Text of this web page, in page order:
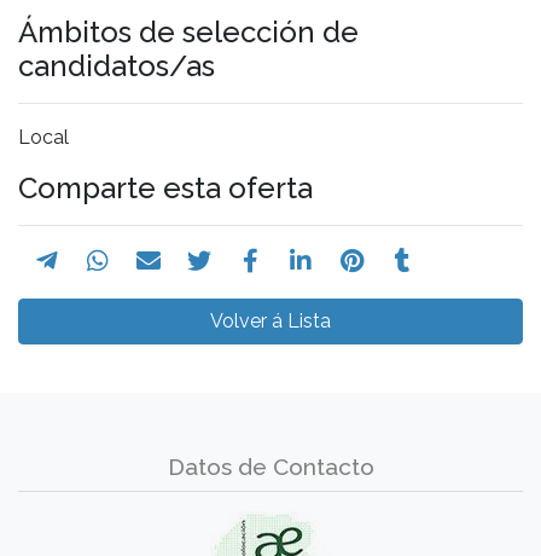
Ámbitos de selección de
candidatos/as
Local
Comparte esta oferta
Volver á Lista
Datos de Contacto